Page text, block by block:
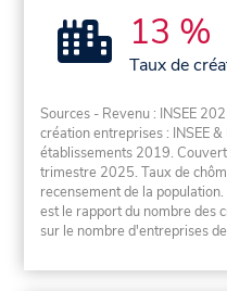
13 %
Taux de
Sources - Revenu : INSEE
création entreprises : INSEE
établissements 2019.
trimestre 2025. Taux de
recensement de la
est le rapport du nombre des
sur le nombre d'entreprises